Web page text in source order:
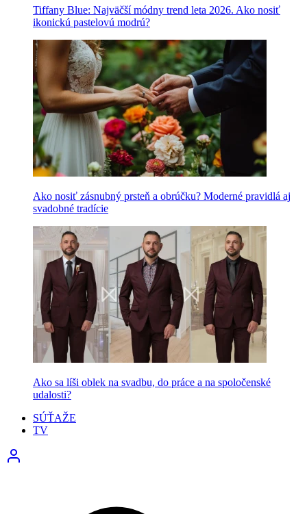
Tiffany Blue: Najväčší módny trend leta 2026. Ako nosiť
ikonickú pastelovú modrú?
Ako nosiť zásnubný prsteň a obrúčku? Moderné pravidlá aj
svadobné tradície
Ako sa líši oblek na svadbu, do práce a na spoločenské
udalosti?
SÚŤAŽE
TV